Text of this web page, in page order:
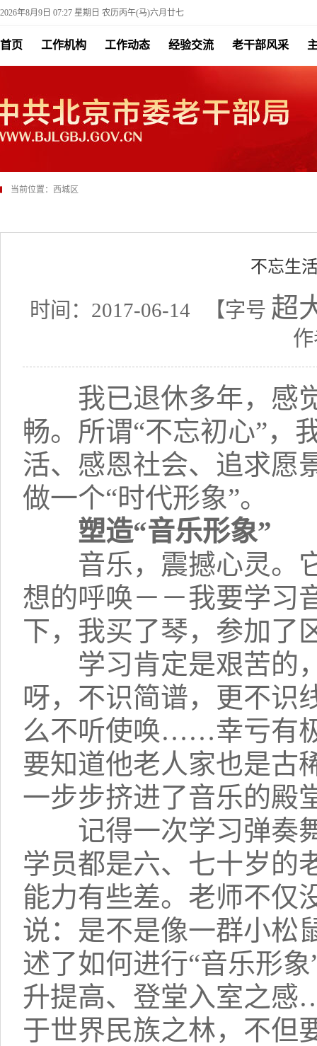
2026年8月9日 07:27 星期日 农历丙午(马)六月廿七
首页 工作机构 工作动态 经验交流 老干部风采
当前位置： 西城区
不忘生
时间：2017-06-14 【字号 超
我已退休多年，感觉
畅。所谓“不忘初心”，
活、感恩社会、追求愿
做一个“时代形象”。
塑造“音乐形象”
音乐，震撼心灵。它
想的呼唤－－我要学习
下，我买了琴，参加了
学习肯定是艰苦的，
呀，不识简谱，更不识
么不听使唤……幸亏有
要知道他老人家也是古
一步步挤进了音乐的殿
记得一次学习弹奏舞
学员都是六、七十岁的
能力有些差。老师不仅
说：是不是像一群小松
述了如何进行“音乐形
升提高、登堂入室之
于世界民族之林，不但